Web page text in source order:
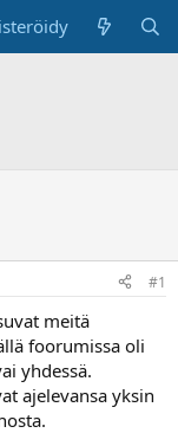
#1
meitä
foorumissa oli
yhdessä.
ajelevansa yksin